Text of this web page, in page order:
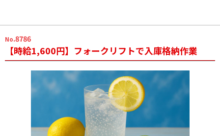
No.8786
【時給1,600円】フォークリフトで入庫格納作業